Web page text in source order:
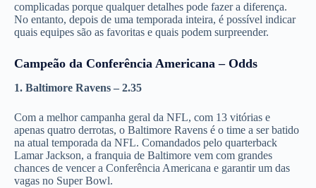
complicadas porque qualquer detalhes pode fazer a diferença.
No entanto, depois de uma temporada inteira, é possível indicar
quais equipes são as favoritas e quais podem surpreender.
Campeão da Conferência Americana – Odds
1. Baltimore Ravens – 2.35
Com a melhor campanha geral da NFL, com 13 vitórias e
apenas quatro derrotas, o Baltimore Ravens é o time a ser batido
na atual temporada da NFL. Comandados pelo quarterback
Lamar Jackson, a franquia de Baltimore vem com grandes
chances de vencer a Conferência Americana e garantir um das
vagas no Super Bowl.